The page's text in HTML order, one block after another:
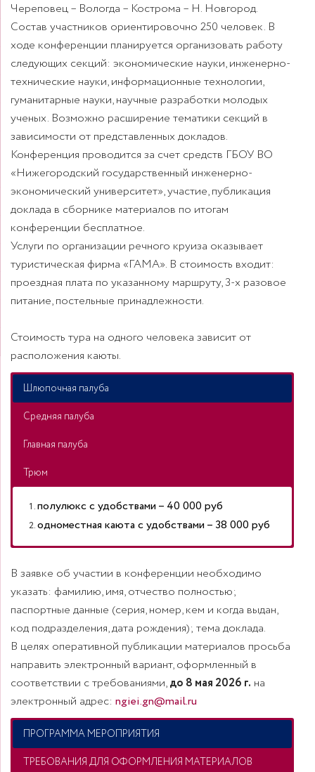
Череповец – Вологда – Кострома – Н. Новгород.
Состав участников ориентировочно 250 человек. В
ходе конференции планируется организовать работу
следующих секций: экономические науки, инженерно-
технические науки, информационные технологии,
гуманитарные науки, научные разработки молодых
ученых. Возможно расширение тематики секций в
зависимости от представленных докладов.
Конференция проводится за счет средств ГБОУ ВО
«Нижегородский государственный инженерно-
экономический университет», участие, публикация
доклада в сборнике материалов по итогам
конференции бесплатное.
Услуги по организации речного круиза оказывает
туристическая фирма «ГАМА». В стоимость входит:
проездная плата по указанному маршруту, 3-х разовое
питание, постельные принадлежности.
Стоимость тура на одного человека зависит от
расположения каюты.
Шлюпочная палуба
Средняя палуба
Главная палуба
Трюм
полулюкс с удобствами – 40 000 руб
одноместная каюта с удобствами – 38 000 руб
трехместная каюта с удобствами – 32 000 руб
двухместная каюта (ярусная) с удобствами – 29
500 руб
руб
трехместная каюта (с умывальником) – 27 000
руб
четырехместная каюта (с умывальником) – 26
500 руб
В заявке об участии в конференции необходимо
указать: фамилию, имя, отчество полностью;
паспортные данные (серия, номер, кем и когда выдан,
код подразделения, дата рождения); тема доклада.
В целях оперативной публикации материалов просьба
направить электронный вариант, оформленный в
соответствии с требованиями,до 8 мая 2026 г. на
электронный адрес: ngiei.gn@mail.ru
ПРОГРАММА МЕРОПРИЯТИЯ
ТРЕБОВАНИЯ ДЛЯ ОФОРМЛЕНИЯ МАТЕРИАЛОВ